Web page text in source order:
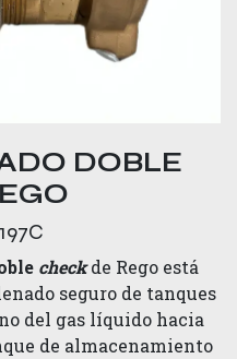
DOBLE
checkde Rego está
seguro de tanques
del gas líquido hacia
de almacenamiento